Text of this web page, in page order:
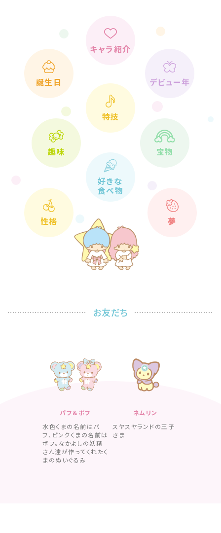
誕生日
夢
宝物
デビュー年
性格
特技
キャラ紹介
好きな
食べ物
趣味
お友だち
パフ＆ポフ
水色くまの名前はパ
フ、ピンクくまの名前は
ポフ。なかよしの妖精
さん達が作ってくれたく
まのぬいぐるみ
ネムリン
スヤスヤランドの王子
さま